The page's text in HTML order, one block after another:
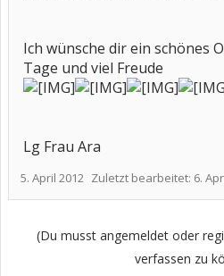
Ich wünsche dir ein schönes
Tage und viel Freude
Lg Frau Ara
5. April 2012 Zuletzt bearbeitet: 6.
(Du musst angemeldet oder
verfassen zu